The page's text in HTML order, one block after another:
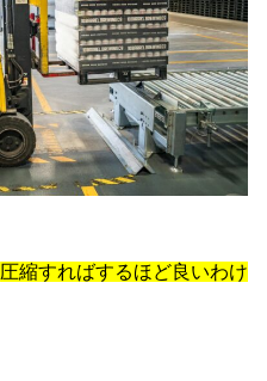
圧縮すればするほど良いわけ